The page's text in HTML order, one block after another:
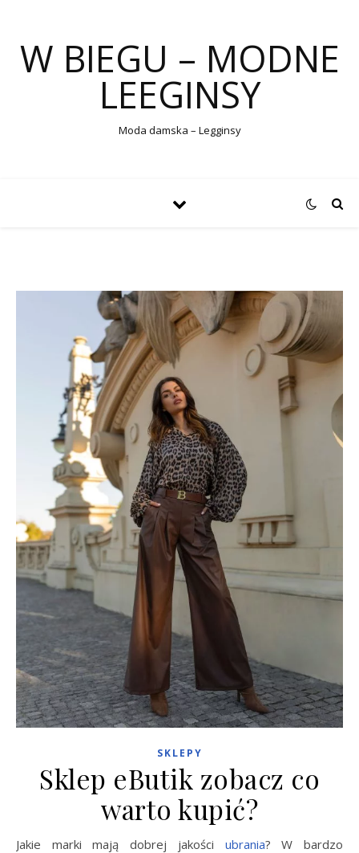
W BIEGU – MODNE
LEEGINSY
Moda damska – Legginsy
SKLEPY
Sklep eButik zobacz co
warto kupić?
Jakie marki mają dobrej jakości ubrania? W bardzo